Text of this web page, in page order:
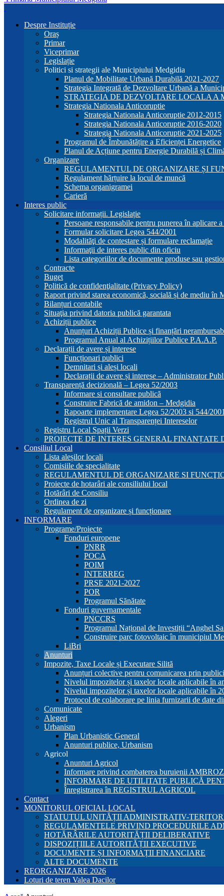
Despre Instituție
Oraș
Primar
Viceprimar
Legislație
Politici si strategii ale Municipiului Medgidia
Planul de Mobilitate Urbană Durabilă 2021-2027
Strategia Integrată de Dezvoltare Urbană a
STRATEGIA DE DEZVOLTARE LOCALA A
Strategia Nationala Anticoruptie
Strategia Nationala Anticoruptie 2012-2015
Strategia Nationala Anticoruptie 2016-2020
Strategia Nationala Anticoruptie 2021-2025
Programul de Îmbunătățire a Eficienței Energetice
Planul de Acțiune pentru Energie Durabilă și
Organizare
REGULAMENTUL DE ORGANIZARE ȘI
Regulament hărțuire la locul de muncă
Schema organigramei
Carieră
Interes public
Solicitare informații. Legislație
Persoane responsabile pentru punerea în aplicare
Formular solicitare Legea 544/2001
Modalităţi de contestare și formulare reclamație
Informaţii de interes public din oficiu
Lista categoriilor de documente produse sau
Contracte
Buget
Politică de confidenţialitate (Privacy Policy)
Raport privind starea economică, socială și de mediu în
Bilanțuri contabile
Situaţia privind datoria publică garantata
Achiziții publice
Anunțuri Achiziții Publice și finanțări
Programul Anual al Achizițiilor Publice P.A.A.P.
Declarații de avere și interese
Funcționari publici
Demnitari și aleși locali
Declarații de avere și interese – Administrator
Transparență decizională – Legea 52/2003
Informare si consultare publică
Construire Fabrică de amidon – Medgidia
Rapoarte implementare Legea 52/2003 si 544/2001
Registrul Unic al Transparenței Intereselor
Registru Local Spații Verzi
PROIECTE DE INTERES GENERAL
Consiliul Local
Lista aleșilor locali
Comisiile de specialitate
REGULAMENTUL DE ORGANIZARE SI
Proiecte de hotarâri ale consiliului local
Hotărâri de Consiliu
Ordinea de zi
Regulament de organizare și funcționare
INFORMARE
Programe/Proiecte
Fonduri europene
PNRR
POCA
POIM
INTERREG
PRSE 2021-2027
POR
Programul Sănătate
Fonduri guvernamentale
PNCCRS
Programul Național de Investiții “Anghel
Construire parc fotovoltaic în municipiul
LiBri
Anunturi
Impozite, Taxe Locale și Executare Silită
Anunțuri colective pentru comunicarea prin
Nivelul impozitelor și taxelor locale aplicabile în
Nivelul impozitelor și taxelor locale aplicabile în
Protocol de colaborare pe linia furnizarii de date
Comunicate
Alegeri
Urbanism
Plan Urbanistic General
Anunturi publice, Urbanism
Agricol
Anunturi Agricol
Informare privind combaterea buruienii
INFORMARE DE UTILITATE PUBLICĂ
Înregistrarea în REGISTRUL AGRICOL
Contact
MONITORUL OFICIAL LOCAL
STATUTUL UNITĂȚII ADMINISTRATIV-
REGULAMENTELE PRIVIND PROCEDURILE
HOTĂRÂRILE AUTORITĂȚII DELIBERATIVE
DISPOZIȚIILE AUTORITĂȚII EXECUTIVE
DOCUMENTE ȘI INFORMAȚII FINANCIARE
ALTE DOCUMENTE
REORGANIZARE 2026
Loturi de teren Valea Dacilor